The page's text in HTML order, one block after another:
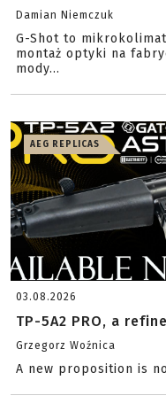
Damian Niemczuk
G-Shot to
montaż optyki na
mody...
AEG REPLICAS
03.08.2026
TP-5A2 PRO, a
Grzegorz Woźnica
A new proposition is